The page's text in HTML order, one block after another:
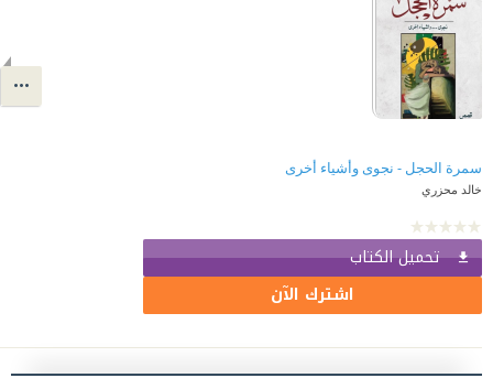
سمرة الحجل - نجوى وأشياء أخرى
خالد محزري
تحميل الكتاب
اشترك الآن